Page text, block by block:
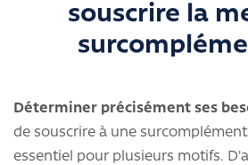
souscrire la
Déterminer précisément ses
de souscrire à une
essentiel pour plusieurs motifs.